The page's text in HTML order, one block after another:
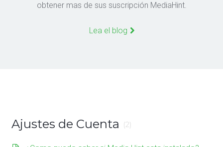
obtener mas de sus suscripción MediaHint.
Lea el blog
Ajustes de Cuenta (2)